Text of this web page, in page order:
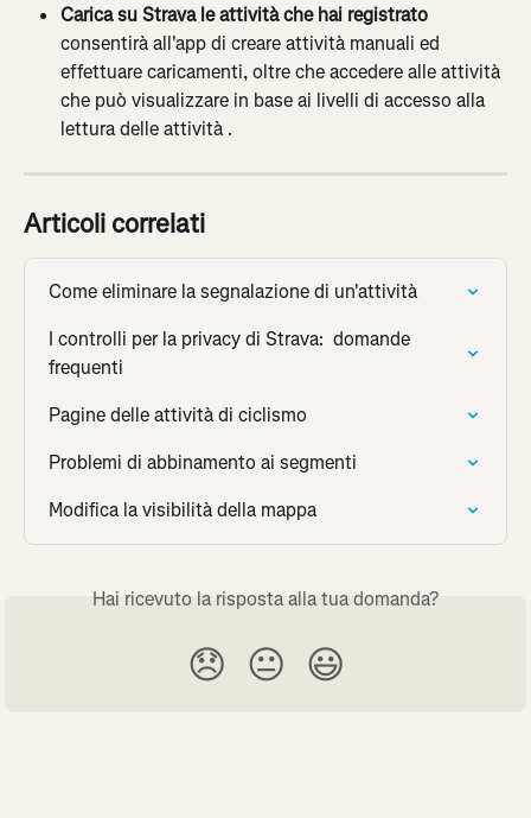
Carica su Strava le attività che hai registrato
consentirà all'app di creare attività manuali ed
effettuare caricamenti, oltre che accedere alle attività
che può visualizzare in base ai livelli di accesso alla
lettura delle attività .
Articoli correlati
Come eliminare la segnalazione di un'attività
I controlli per la privacy di Strava:  domande
frequenti
Pagine delle attività di ciclismo
Problemi di abbinamento ai segmenti
Modifica la visibilità della mappa
Hai ricevuto la risposta alla tua domanda?
😞 😐 😃